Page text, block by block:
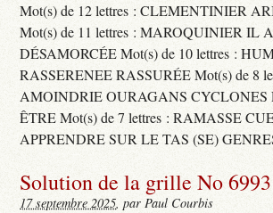
Mot(s) de 12 lettres : CLEMENTINIER
Mot(s) de 11 lettres : MAROQUINIER
DÉSAMORCÉE Mot(s) de 10 lettres :
RASSERENEE RASSURÉE Mot(s) de 8
AMOINDRIE OURAGANS
ÊTRE Mot(s) de 7 lettres : RAMASSE
APPRENDRE SUR LE TAS (SE)
Solution de la grille No 6993
17 septembre 2025, par Paul Courbis